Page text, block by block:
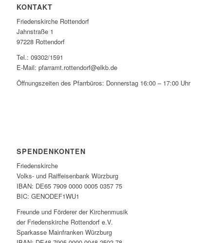
KONTAKT
Friedenskirche Rottendorf
Jahnstraße 1
97228 Rottendorf
Tel.: 09302/1591
E-Mail: pfarramt.rottendorf@elkb.de
Öffnungszeiten des Pfarrbüros: Donnerstag 16:00 – 17:00 Uhr
SPENDENKONTEN
Friedenskirche
Volks- und Raiffeisenbank Würzburg
IBAN: DE65 7909 0000 0005 0357 75
BIC: GENODEF1WU1
Freunde und Förderer der Kirchenmusik
der Friedenskirche Rottendorf e.V.
Sparkasse Mainfranken Würzburg